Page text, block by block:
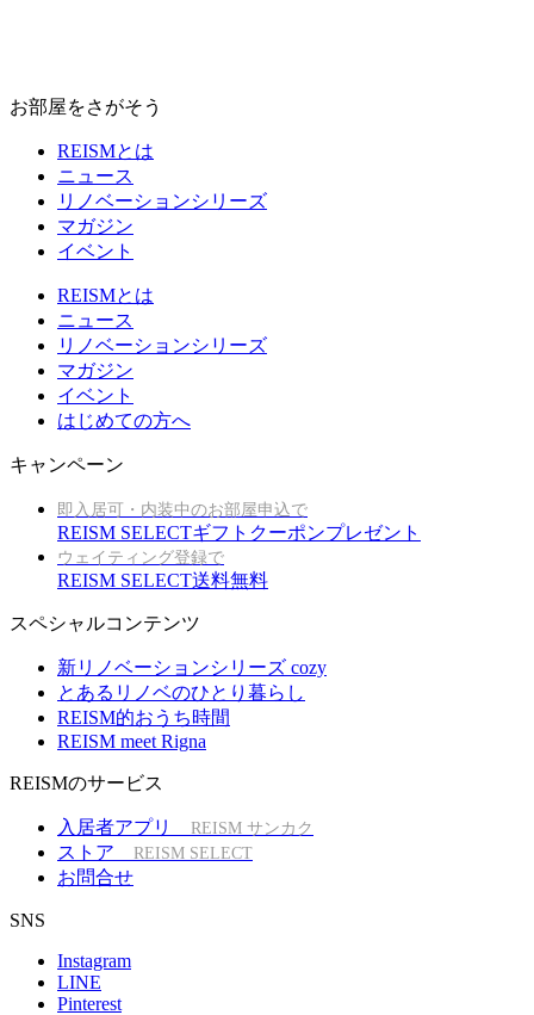
お部屋をさがそう
REISMとは
ニュース
リノベーションシリーズ
マガジン
イベント
REISMとは
ニュース
リノベーションシリーズ
マガジン
イベント
はじめての方へ
キャンペーン
即入居可・内装中のお部屋申込で
REISM SELECTギフトクーポンプレゼント
ウェイティング登録で
REISM SELECT送料無料
スペシャルコンテンツ
新リノベーションシリーズ cozy
とあるリノベのひとり暮らし
REISM的おうち時間
REISM meet Rigna
REISMのサービス
入居者アプリ REISM サンカク
ストア REISM SELECT
お問合せ
SNS
Instagram
LINE
Pinterest